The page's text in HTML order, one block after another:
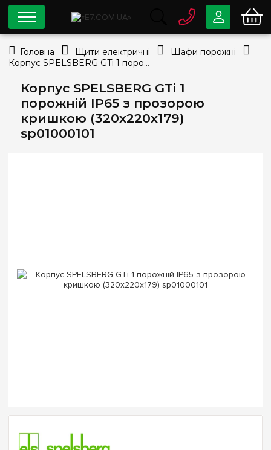
Корпус SPELSBERG GTi 1
порожній IP65 з прозорою
кришкою (320х220х179)
sp01000101
0 800 33-63-07
Безкоштовно
info@e7.com.ua
044 334-79-78
Viber Telegram
Головна Щити електричні
Шафи порожні
Корпус SPELSBERG GTi 1 порожній IP65 з прозорою кришкою (320х220х179) sp01000101